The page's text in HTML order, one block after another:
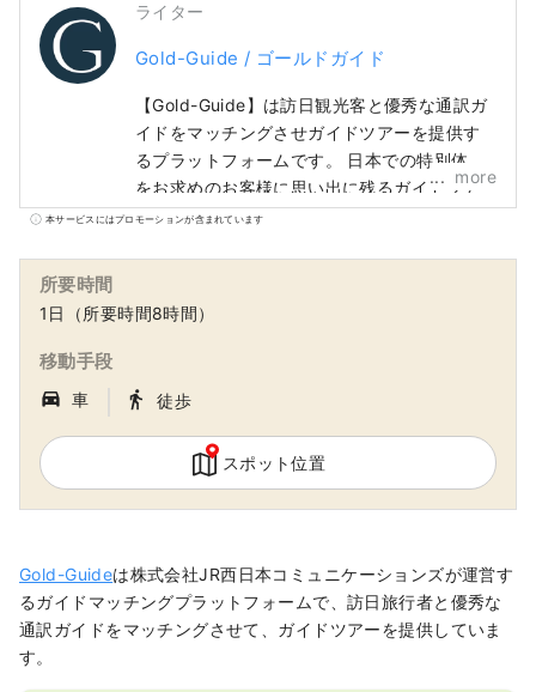
ライター
Gold-Guide / ゴールドガイド
【Gold-Guide】は訪日観光客と優秀な通訳ガ
イドをマッチングさせガイドツアーを提供す
るプラットフォームです。 日本での特別体験
をお求めのお客様に思い出に残るガイドツア
ーを提供します。 日本の魅力を世界中の皆様
more
本サービスにはプロモーションが含まれています
所要時間
1日（所要時間8時間）
移動手段
directions_car_filled
車 directions_walk 徒歩
スポット位置
Gold-Guideは株式会社JR西日本コミュニケーションズが運営す
るガイドマッチングプラットフォームで、訪日旅行者と優秀な
通訳ガイドをマッチングさせて、ガイドツアーを提供していま
す。